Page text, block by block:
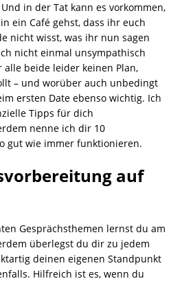
in der Tat kann es vorkommen,
ein Café gehst, dass ihr euch
nicht wisst, was ihr nun sagen
nicht einmal unsympathisch
beide leider keinen Plan,
– und worüber auch unbedingt
ersten Date ebenso wichtig. Ich
Tipps für dich
nenne ich dir 10
gut wie immer funktionieren.
auf
Gesprächsthemen lernst du am
überlegst du dir zu jedem
deinen eigenen Standpunkt
Hilfreich ist es, wenn du